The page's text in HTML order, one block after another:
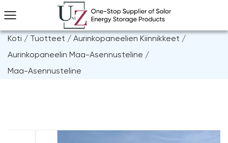
Koti / Tuotteet / Aurinkopaneelien Kiinnikkeet /
Aurinkopaneelin Maa-Asennusteline /
Maa-Asennusteline